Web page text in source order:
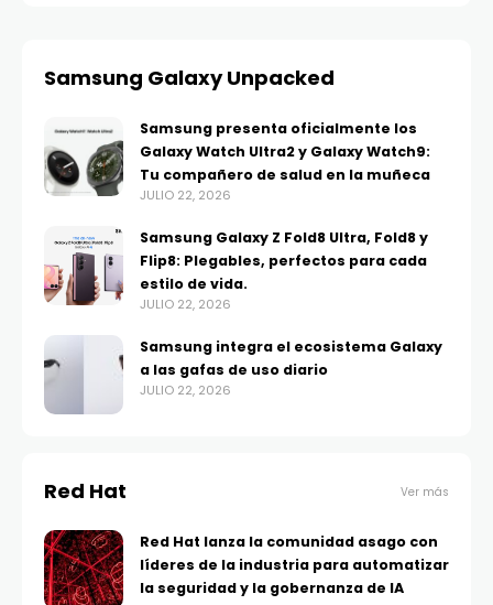
Samsung Galaxy Unpacked
Samsung presenta oficialmente los
Galaxy Watch Ultra2 y Galaxy Watch9:
Tu compañero de salud en la muñeca
JULIO 22, 2026
Samsung Galaxy Z Fold8 Ultra, Fold8 y
Flip8: Plegables, perfectos para cada
estilo de vida.
JULIO 22, 2026
Samsung integra el ecosistema Galaxy
a las gafas de uso diario
JULIO 22, 2026
Red Hat Ver más
Red Hat lanza la comunidad asago con
líderes de la industria para automatizar
la seguridad y la gobernanza de IA